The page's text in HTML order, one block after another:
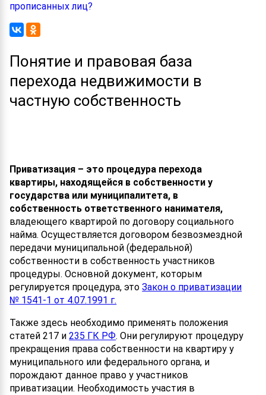
прописанных лиц?
Понятие и правовая база
перехода недвижимости в
частную собственность
Приватизация – это процедура перехода
квартиры, находящейся в собственности у
государства или муниципалитета, в
собственность ответственного нанимателя,
владеющего квартирой по договору социального
найма. Осуществляется договором безвозмездной
передачи муниципальной (федеральной)
собственности в собственность участников
процедуры. Основной документ, которым
регулируется процедура, этоЗакон о приватизации
№ 1541-1 от 4.07.1991 г.
Также здесь необходимо применять положения
статей 217 и235 ГК РФ. Они регулируют процедуру
прекращения права собственности на квартиру у
муниципального или федерального органа, и
порождают данное право у участников
приватизации. Необходимость участия в